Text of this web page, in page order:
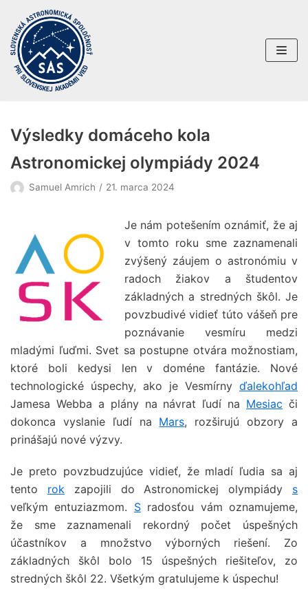
Preskočiť
na
obsah
Výsledky domáceho kola
Astronomickej olympiády 2024
Samuel Amrich 21. marca 2024
Je nám potešením oznámiť, že aj
v tomto roku sme zaznamenali
zvýšený záujem o astronómiu v
radoch žiakov a študentov
základných a stredných škôl. Je
povzbudivé vidieť túto vášeň pre
poznávanie vesmíru medzi
mladými ľuďmi. Svet sa postupne otvára možnostiam,
ktoré boli kedysi len v doméne fantázie. Nové
technologické úspechy, ako je Vesmírny ďalekohľad
Jamesa Webba a plány na návrat ľudí na Mesiac či
dokonca vyslanie ľudí na Mars, rozširujú obzory a
prinášajú nové výzvy.
Je preto povzbudzujúce vidieť, že mladí ľudia sa aj
tento rok zapojili do Astronomickej olympiády s
veľkým entuziazmom. Sradosťou vám oznamujeme,
že sme zaznamenali rekordný počet úspešných
účastníkov a množstvo výborných riešení. Zo
základných škôl bolo 15 úspešných riešiteľov, zo
stredných škôl 22. Všetkým gratulujeme k úspechu!